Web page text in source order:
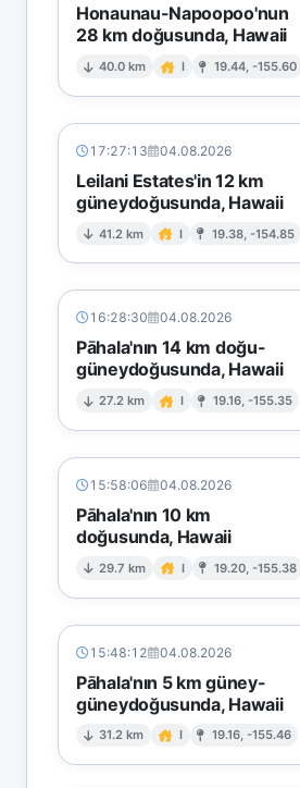
Honaunau-Napoopoo'nun
28 km doğusunda, Hawaii
40.0 km I 19.44, -155.60
17:27:13 04.08.2026
Leilani Estates'in 12 km
güneydoğusunda, Hawaii
41.2 km I 19.38, -154.85
16:28:30 04.08.2026
Pāhala'nın 14 km doğu-
güneydoğusunda, Hawaii
27.2 km I 19.16, -155.35
15:58:06 04.08.2026
Pāhala'nın 10 km
doğusunda, Hawaii
29.7 km I 19.20, -155.38
15:48:12 04.08.2026
Pāhala'nın 5 km güney-
güneydoğusunda, Hawaii
31.2 km I 19.16, -155.46